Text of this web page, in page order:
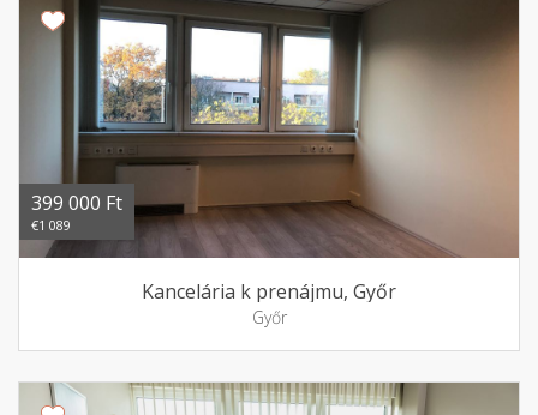
399 000 Ft
€1 089
Kancelária k prenájmu, Győr
Győr